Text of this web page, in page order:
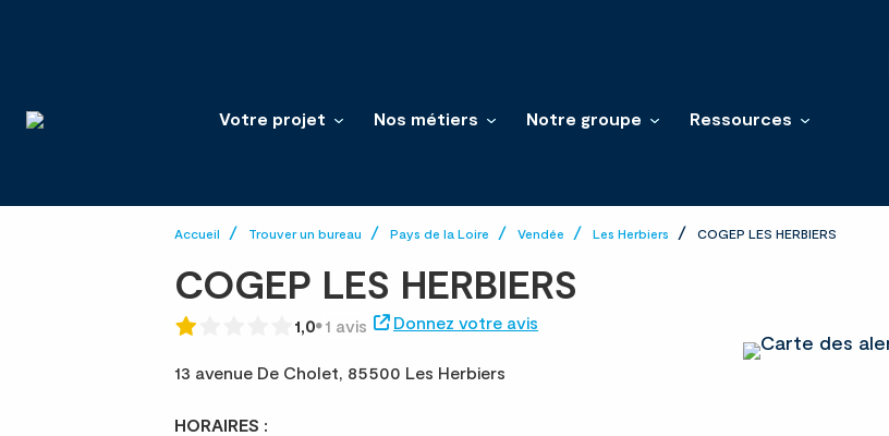
Votre projet Nos métiers Notre groupe Ressources
Accueil Trouver un bureau Pays de la Loire Vendée Les Herbiers COGEP LES HERBIERS
COGEP LES HERBIERS
1,0 1 avis Donnez votre avis
13 avenue De Cholet, 85500 Les Herbiers
HORAIRES :